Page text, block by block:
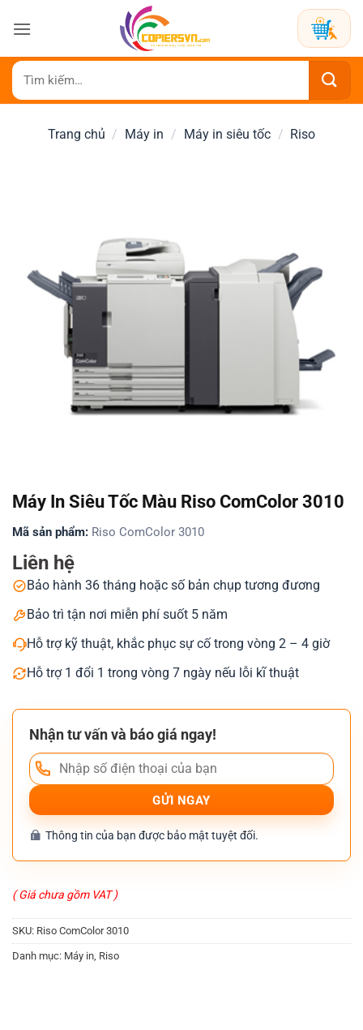
qua
dung
Tìm
kiếm:
Trang chủ / Máy in / Máy in siêu tốc / Riso
Máy In Siêu Tốc Màu Riso ComColor 3010
Mã sản phẩm: Riso ComColor 3010
Liên hệ
Bảo hành 36 tháng hoặc số bản chụp tương đương
Bảo trì tận nơi miễn phí suốt 5 năm
Hỗ trợ kỹ thuật, khắc phục sự cố trong vòng 2 – 4 giờ
Hỗ trợ 1 đổi 1 trong vòng 7 ngày nếu lỗi kĩ thuật
Nhận tư vấn và báo giá ngay!
Thông tin của bạn được bảo mật tuyệt đối.
( Giá chưa gồm VAT )
SKU: Riso ComColor 3010
Danh mục: Máy in, Riso